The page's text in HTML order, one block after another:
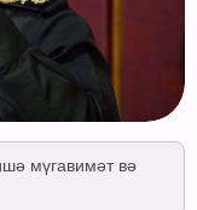
мүгавимәт вә